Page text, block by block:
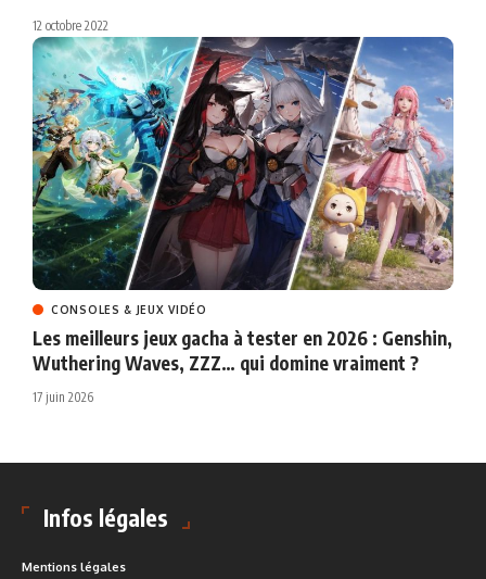
12 octobre 2022
CONSOLES & JEUX VIDÉO
Les meilleurs jeux gacha à tester en 2026 : Genshin,
Wuthering Waves, ZZZ… qui domine vraiment ?
17 juin 2026
Infos légales
Mentions légales